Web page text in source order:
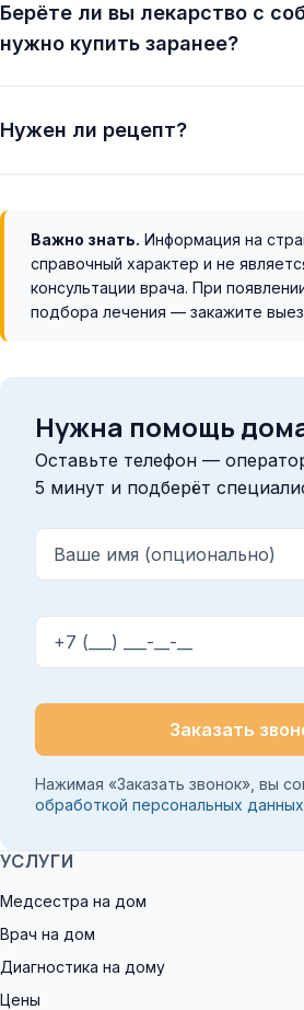
Берёте ли вы лекарство с
нужно купить заранее?
Нужен ли рецепт?
Важно знать. Информация на
справочный характер и не
консультации врача. При
подбора лечения — закажите
Нужна помощь
Оставьте телефон —
5 минут и подберёт
Ваше имя (опционально)
Телефон
Заказать
Нажимая «Заказать звонок», вы
обработкой персональных данных
УСЛУГИ
Медсестра на дом
Врач на дом
Диагностика на дому
Цены